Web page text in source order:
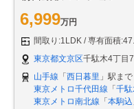
6,999万円
間取り:1LDK
専有面積
東京都文京区千駄木4丁目
山手線 「西日暮里 」駅ま
東京メトロ千代田線 「千駄
東京メトロ南北線 「本駒込